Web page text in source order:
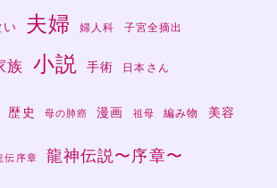
い 夫婦 婦人科 子宮全摘出
族 小説 手術 日本さん
歴史 母の肺癌 漫画 祖母 編み物 美容
伝序章 龍神伝説〜序章〜